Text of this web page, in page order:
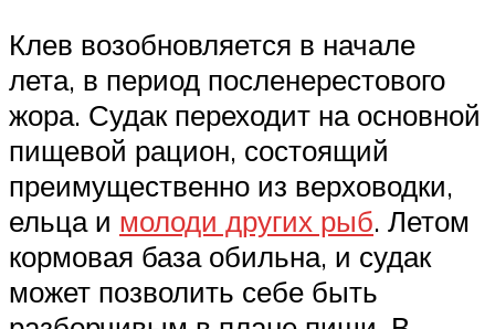
Клев возобновляется в начале
лета, в период посленерестового
жора. Судак переходит на основной
пищевой рацион, состоящий
преимущественно из верховодки,
ельца и молоди других рыб. Летом
кормовая база обильна, и судак
может позволить себе быть